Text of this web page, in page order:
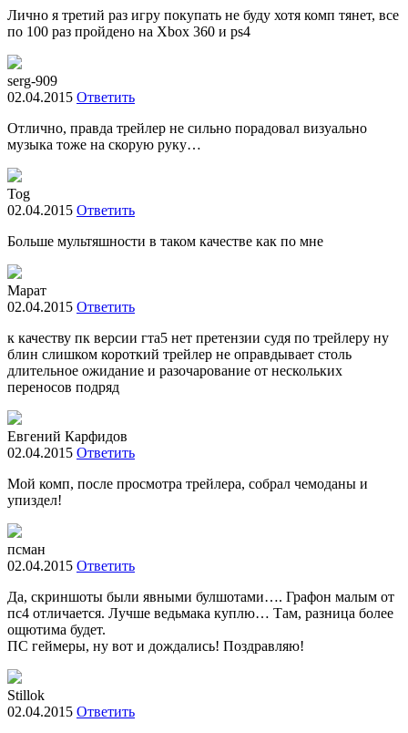
Лично я третий раз игру покупать не буду хотя комп тянет, все
по 100 раз пройдено на Xbox 360 и ps4
serg-909
02.04.2015 Ответить
Отлично, правда трейлер не сильно порадовал визуально
музыка тоже на скорую руку…
Tog
02.04.2015 Ответить
Больше мультяшности в таком качестве как по мне
Марат
02.04.2015 Ответить
к качеству пк версии гта5 нет претензии судя по трейлеру ну
блин слишком короткий трейлер не оправдывает столь
длительное ожидание и разочарование от нескольких
переносов подряд
Евгений Карфидов
02.04.2015 Ответить
Мой комп, после просмотра трейлера, собрал чемоданы и
упиздел!
псман
02.04.2015 Ответить
Да, скриншоты были явными булшотами…. Графон малым от
пс4 отличается. Лучше ведьмака куплю… Там, разница более
ощютима будет.
ПС геймеры, ну вот и дождались! Поздравляю!
Stillok
02.04.2015 Ответить